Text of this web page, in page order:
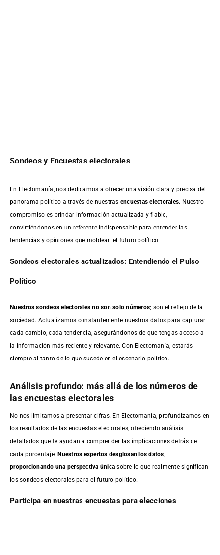
Sondeos y Encuestas electorales
En Electomanía, nos dedicamos a ofrecer una visión clara y precisa del
panorama político a través de nuestras encuestas electorales. Nuestro
compromiso es brindar información actualizada y fiable,
convirtiéndonos en un referente indispensable para entender las
tendencias y opiniones que moldean el futuro político.
Sondeos electorales actualizados: Entendiendo el Pulso
Político
Nuestros sondeos electorales no son solo números; son el reflejo de la
sociedad. Actualizamos constantemente nuestros datos para capturar
cada cambio, cada tendencia, asegurándonos de que tengas acceso a
la información más reciente y relevante. Con Electomanía, estarás
siempre al tanto de lo que sucede en el escenario político.
Análisis profundo: más allá de los números de
las encuestas electorales
No nos limitamos a presentar cifras. En Electomanía, profundizamos en
los resultados de las encuestas electorales, ofreciendo análisis
detallados que te ayudan a comprender las implicaciones detrás de
cada porcentaje.Nuestros expertos desglosan los datos,
proporcionando una perspectiva única sobre lo que realmente significan
los sondeos electorales para el futuro político.
Participa en nuestras encuestas para elecciones